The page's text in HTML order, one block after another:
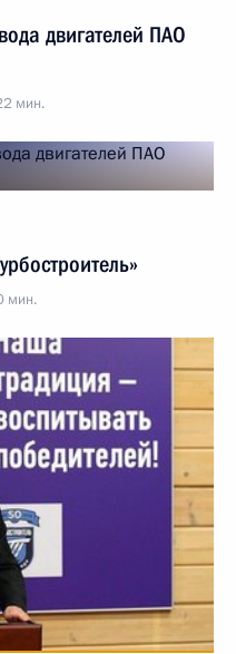
двигателей ПАО
мин.
мин.